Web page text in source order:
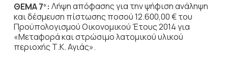
ΘΕΜΑ 7ο : Λήψη απόφασης για την ψήφιση ανάληψη
και δέσμευση πίστωσης ποσού 12.600,00 € του
Προϋπολογισμού Οικονομικού Έτους 2014 για
«Μεταφορά και στρώσιμο λατομικού υλικού
περιοχής Τ.Κ. Αγιάς».